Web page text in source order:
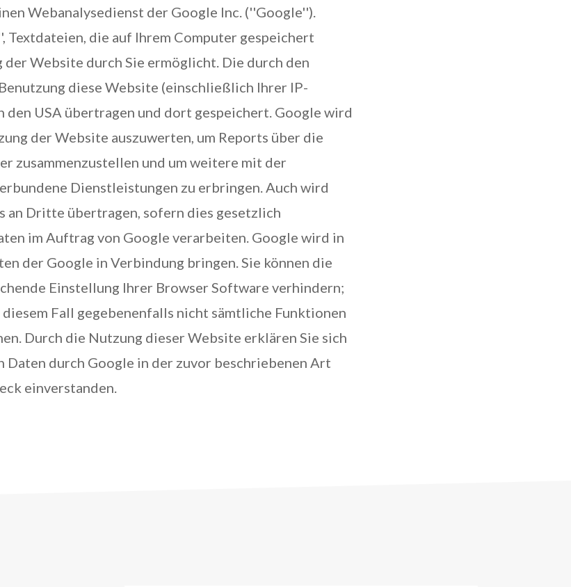
Webanalysedienst der Google Inc. (''Google'').
die auf Ihrem Computer gespeichert
Website durch Sie ermöglicht. Die durch den
diese Website (einschließlich Ihrer IP-
den USA übertragen und dort gespeichert. Google wird
der Website auszuwerten, um Reports über die
und um weitere mit der
Dienstleistungen zu erbringen. Auch wird
Dritte übertragen, sofern dies gesetzlich
im Auftrag von Google verarbeiten. Google wird in
der Google in Verbindung bringen. Sie können die
Einstellung Ihrer Browser Software verhindern;
Fall gegebenenfalls nicht sämtliche Funktionen
Durch die Nutzung dieser Website erklären Sie sich
durch Google in der zuvor beschriebenen Art
einverstanden.